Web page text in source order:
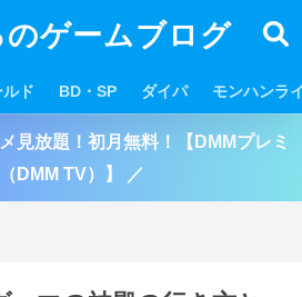
ゲームブログ
ド BD・SP ダイパ モンハンラ
見放題！初月無料！【DMMプレミ
DMM TV）】 ／